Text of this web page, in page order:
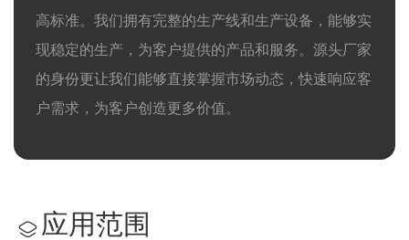
高标准。我们拥有完整的生产线和生产设备，能够实
现稳定的生产，为客户提供的产品和服务。源头厂家
的身份更让我们能够直接掌握市场动态，快速响应客
户需求，为客户创造更多价值。
应用范围